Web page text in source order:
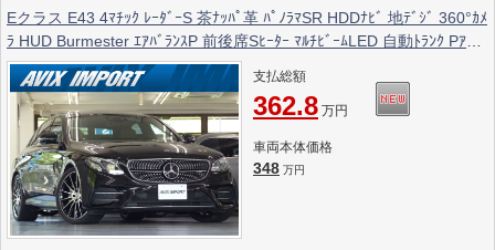
Eクラス E43 4ﾏﾁｯｸ ﾚｰﾀﾞｰS 茶ﾅｯﾊﾟ革 ﾊﾟﾉﾗﾏSR HDDﾅﾋﾞ 地ﾃﾞｼﾞ 360°ｶﾒ
ﾗ HUD Burmester ｴｱﾊﾞﾗﾝｽP 前後席Sﾋｰﾀｰ ﾏﾙﾁﾋﾞｰﾑLED 自動ﾄﾗﾝｸ Pｱｼｽ
ﾄ ﾊｲﾋﾞｰﾑｱｼｽﾄ ACC ﾚｰﾝﾁｪﾝｼﾞ Wｴｱｺﾝ 分割可倒式ｼｰﾄ ECOｽﾄｯﾌﾟ E43専
用ｴｱﾛ&20AW 禁煙 右H
支払総額
362.8 万円
車両本体価格
348 万円